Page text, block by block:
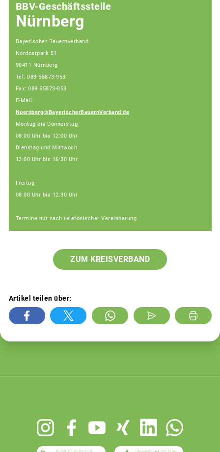
BBV-Geschäftsstelle
Nürnberg
Bayerischer Bauernverband
Nordostpark 51
90411 Nürnberg
Tel: 089 55873-953
Fax: 089 55873-853
E-Mail:
Nuernberg@BayerischerBauernVerband.de
Montag bis Donnerstag
08:00 Uhr bis 12:00 Uhr
Dienstag und Mittwoch
13:00 Uhr bis 16:30 Uhr
Freitag
08:00 Uhr bis 12:30 Uhr
Termine nur nach telefonischer Vereinbarung
ZUM KREISVERBAND
Artikel teilen über: